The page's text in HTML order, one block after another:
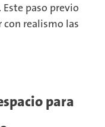
paso previo
realismo las
para